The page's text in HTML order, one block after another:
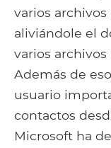
varios
aliviándole el
varios
Además de
usuario
contactos
Microsoft ha